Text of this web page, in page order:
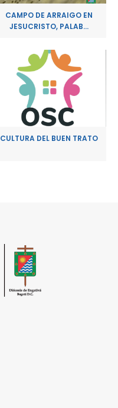
CAMPO DE ARRAIGO EN
JESUCRISTO, PALAB...
CULTURA DEL BUEN TRATO